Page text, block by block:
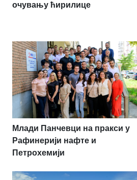
очувању ћирилице
Млади Панчевци на пракси у
Рафинерији нафте и
Петрохемији